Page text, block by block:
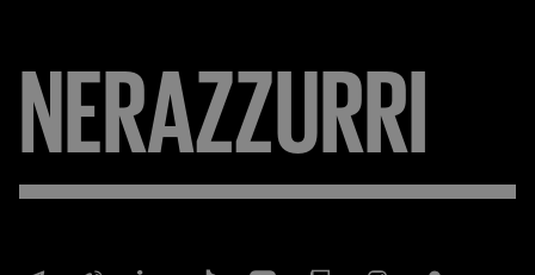
NERAZZURRI